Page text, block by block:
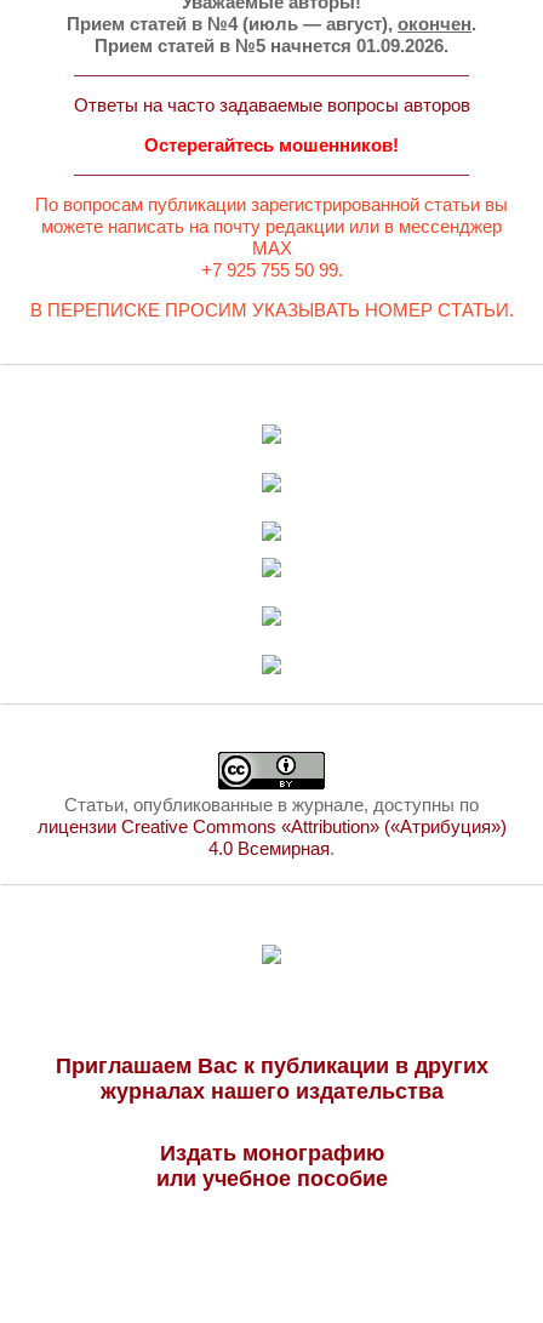
Прием статей в №4 (июль — август), окончен.
Прием статей в №5 начнется 01.09.2026.
Ответы на часто задаваемые вопросы авторов
Остерегайтесь мошенников!
По вопросам публикации зарегистрированной статьи вы
можете написать на почту редакции или в мессенджер
MAX
+7 925 755 50 99.
В ПЕРЕПИСКЕ ПРОСИМ УКАЗЫВАТЬ НОМЕР СТАТЬИ.
Статьи, опубликованные в журнале, доступны по
лицензии Creative Commons «Attribution» («Атрибуция»)
4.0 Всемирная.
Приглашаем Вас к публикации в других
журналах нашего издательства
Издать монографию
или учебное пособие